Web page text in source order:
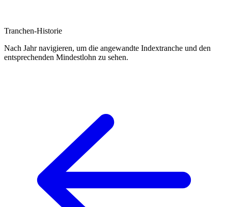
Tranchen-Historie
Nach Jahr navigieren, um die angewandte Indextranche und den
entsprechenden Mindestlohn zu sehen.